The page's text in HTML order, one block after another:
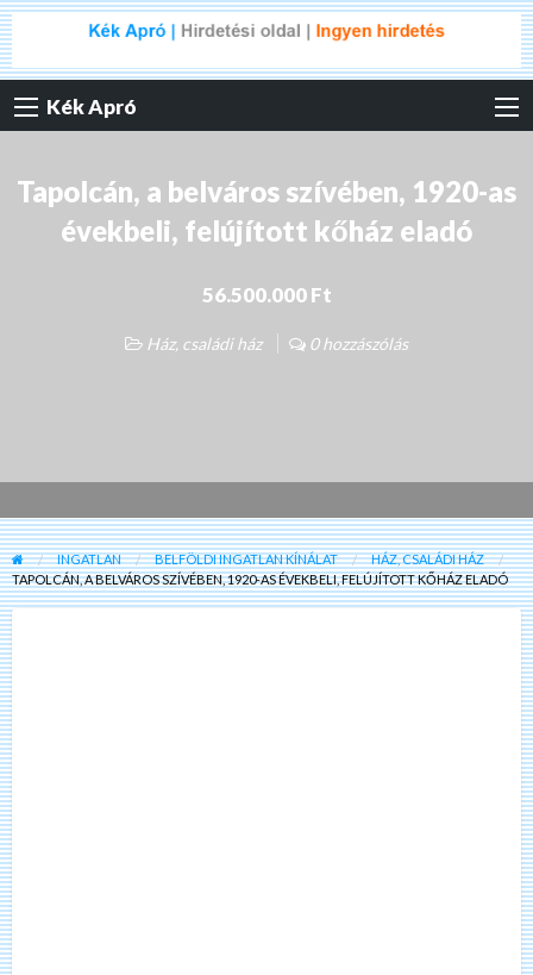
Kék Apró
Tapolcán, a belváros szívében, 1920-as
évekbeli, felújított kőház eladó
56.500.000 Ft
Ház, családi ház 0 hozzászólás
INGATLAN BELFÖLDI INGATLAN KÍNÁLAT
HÁZ, CSALÁDI HÁZ
TAPOLCÁN, A BELVÁROS SZÍVÉBEN, 1920-AS ÉVEKBELI, FELÚJÍTOTT KŐHÁZ ELADÓ